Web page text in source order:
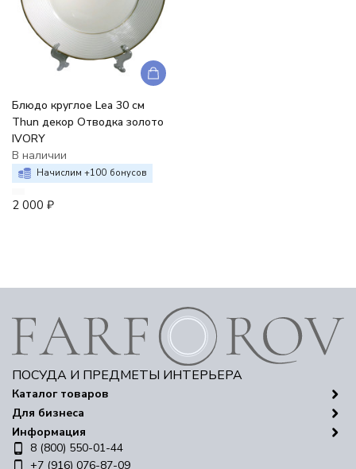
Блюдо круглое Lea 30 см
Thun декор Отводка золото
IVORY
В наличии
Начислим +100 бонусов
2 000 ₽
ПОСУДА И ПРЕДМЕТЫ ИНТЕРЬЕРА
Каталог товаров
Для бизнеса
Информация
8 (800) 550-01-44
+7 (916) 076-87-09